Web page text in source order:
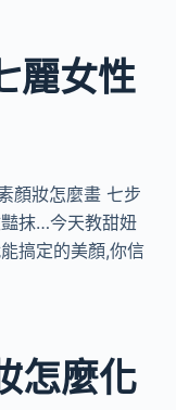
麗女性
顏妝怎麼畫 七步
抹…今天教甜妞
搞定的美顏,你信
怎麼化